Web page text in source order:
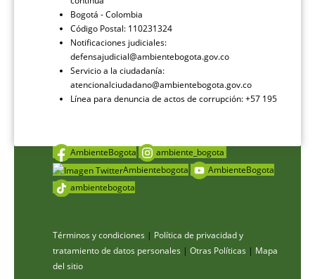
Bogotá - Colombia
Código Postal: 110231324
Notificaciones judiciales:
defensajudicial@ambientebogota.gov.co
Servicio a la ciudadanía:
atencionalciudadano@ambientebogota.gov.co
Línea para denuncia de actos de corrupción: +57 195
AmbienteBogota
ambiente_bogota
Ambientebogota
AmbienteBogota
ambientebogota
Términos y condiciones | Política de privacidad y
tratamiento de datos personales | Otras Políticas | Mapa
del sitio